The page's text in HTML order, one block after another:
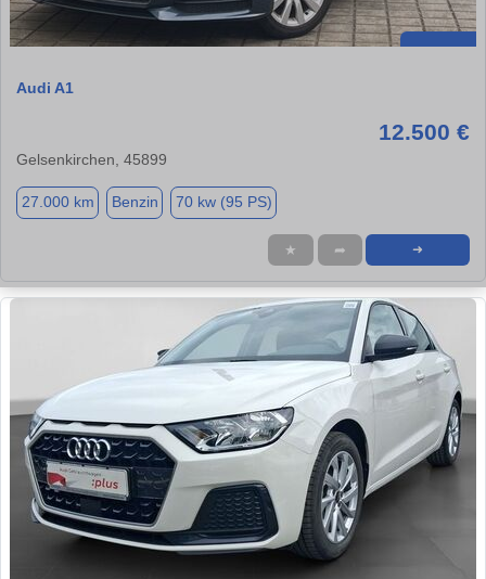
Audi A1
12.500 €
Gelsenkirchen, 45899
27.000 km Benzin 70 kw (95 PS)
★ ➦ ➜